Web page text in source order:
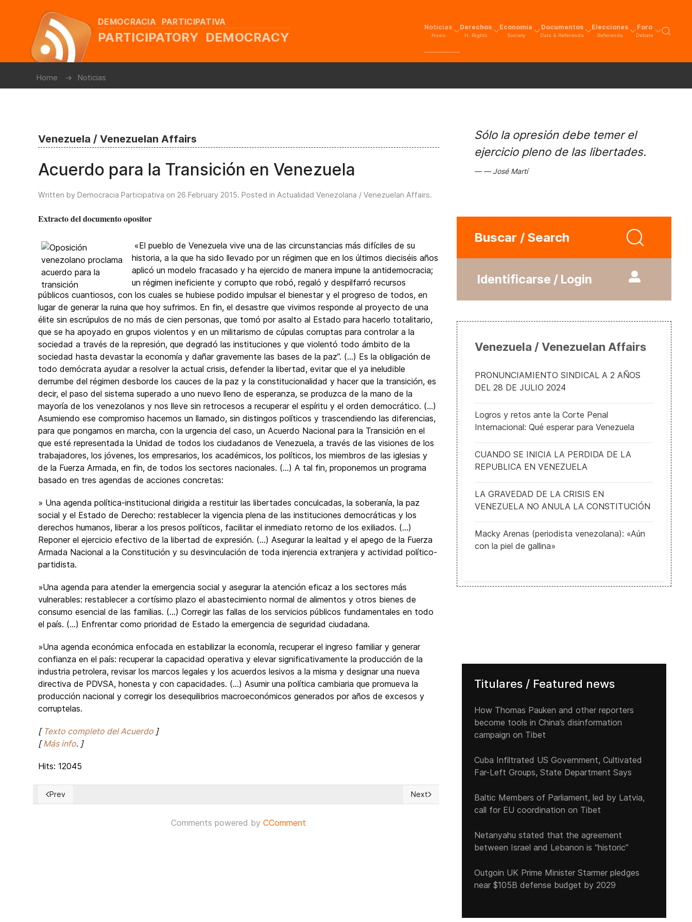
DEMOCRACIA PARTICIPATIVA
PARTICIPATORY DEMOCRACY
Noticias
News
Derechos
H. Rights
Economía
Society
Documentos
Data & Referenda
Elecciones
Referenda
Foro
Debate
Home Noticias
Venezuela / Venezuelan Affairs
Acuerdo para la Transición en Venezuela
Written by Democracia Participativa on 26 February 2015. Posted in Actualidad Venezolana / Venezuelan Affairs.
Extracto del documento opositor
«El pueblo de Venezuela vive una de las circunstancias más difíciles de su
historia, a la que ha sido llevado por un régimen que en los últimos dieciséis años
aplicó un modelo fracasado y ha ejercido de manera impune la antidemocracia;
un régimen ineficiente y corrupto que robó, regaló y despilfarró recursos
públicos cuantiosos, con los cuales se hubiese podido impulsar el bienestar y el progreso de todos, en
lugar de generar la ruina que hoy sufrimos. En fin, el desastre que vivimos responde al proyecto de una
élite sin escrúpulos de no más de cien personas, que tomó por asalto al Estado para hacerlo totalitario,
que se ha apoyado en grupos violentos y en un militarismo de cúpulas corruptas para controlar a la
sociedad a través de la represión, que degradó las instituciones y que violentó todo ámbito de la
sociedad hasta devastar la economía y dañar gravemente las bases de la paz”. (...) Es la obligación de
todo demócrata ayudar a resolver la actual crisis, defender la libertad, evitar que el ya ineludible
derrumbe del régimen desborde los cauces de la paz y la constitucionalidad y hacer que la transición, es
decir, el paso del sistema superado a uno nuevo lleno de esperanza, se produzca de la mano de la
mayoría de los venezolanos y nos lleve sin retrocesos a recuperar el espíritu y el orden democrático. (...)
Asumiendo ese compromiso hacemos un llamado, sin distingos políticos y trascendiendo las diferencias,
para que pongamos en marcha, con la urgencia del caso, un Acuerdo Nacional para la Transición en el
que esté representada la Unidad de todos los ciudadanos de Venezuela, a través de las visiones de los
trabajadores, los jóvenes, los empresarios, los académicos, los políticos, los miembros de las iglesias y
de la Fuerza Armada, en fin, de todos los sectores nacionales. (...) A tal fin, proponemos un programa
basado en tres agendas de acciones concretas:
» Una agenda política-institucional dirigida a restituir las libertades conculcadas, la soberanía, la paz
social y el Estado de Derecho: restablecer la vigencia plena de las instituciones democráticas y los
derechos humanos, liberar a los presos políticos, facilitar el inmediato retorno de los exiliados. (...)
Reponer el ejercicio efectivo de la libertad de expresión. (...) Asegurar la lealtad y el apego de la Fuerza
Armada Nacional a la Constitución y su desvinculación de toda injerencia extranjera y actividad político-
partidista.
»Una agenda para atender la emergencia social y asegurar la atención eficaz a los sectores más
vulnerables: restablecer a cortísimo plazo el abastecimiento normal de alimentos y otros bienes de
consumo esencial de las familias. (...) Corregir las fallas de los servicios públicos fundamentales en todo
el país. (...) Enfrentar como prioridad de Estado la emergencia de seguridad ciudadana.
»Una agenda económica enfocada en estabilizar la economía, recuperar el ingreso familiar y generar
confianza en el país: recuperar la capacidad operativa y elevar significativamente la producción de la
industria petrolera, revisar los marcos legales y los acuerdos lesivos a la misma y designar una nueva
directiva de PDVSA, honesta y con capacidades. (...) Asumir una política cambiaria que promueva la
producción nacional y corregir los desequilibrios macroeconómicos generados por años de excesos y
corruptelas.
[ Texto completo del Acuerdo ]
[Más info. ]
Hits: 12045
Previous article: Comunicación oficial de la MUD sobre el Evento del 1ero. de Septiembre en Caracas
Prev Next article: Detienen a petroleros en protesta por el contrato colectivo.
Next
Comments powered byCComment
Sólo la opresión debe temer el
ejercicio pleno de las libertades.
José Martí
Buscar / Search
Identificarse / Login
Venezuela / Venezuelan Affairs
PRONUNCIAMIENTO SINDICAL A 2 AÑOS
DEL 28 DE JULIO 2024
Logros y retos ante la Corte Penal
Internacional: Qué esperar para Venezuela
CUANDO SE INICIA LA PERDIDA DE LA
REPUBLICA EN VENEZUELA
LA GRAVEDAD DE LA CRISIS EN
VENEZUELA NO ANULA LA CONSTITUCIÓN
Macky Arenas (periodista venezolana): «Aún
con la piel de gallina»
Titulares / Featured news
How Thomas Pauken and other reporters
become tools in China’s disinformation
campaign on Tibet
Cuba Infiltrated US Government, Cultivated
Far-Left Groups, State Department Says
Baltic Members of Parliament, led by Latvia,
call for EU coordination on Tibet
Netanyahu stated that the agreement
between Israel and Lebanon is “historic”
Outgoin UK Prime Minister Starmer pledges
near $105B defense budget by 2029